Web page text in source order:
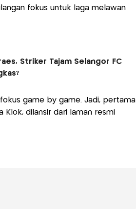
fokus untuk laga melawan
Striker Tajam Selangor FC
game by game. Jadi, pertama
Klok, dilansir dari laman resmi